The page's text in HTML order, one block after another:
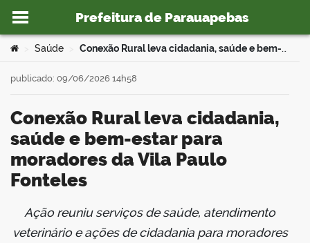
Ir para o conteúdo
Prefeitura de Parauapebas
portal
Você está aqui:
Saúde Conexão Rural leva cidadania, saúde e bem-estar para moradores da Vila Paulo Fonteles
Conexão Rural leva cidadania,
saúde e bem-estar para
moradores da Vila Paulo
Fonteles
publicado: 09/06/2026 14h58
Ação reuniu serviços de saúde, atendimento
veterinário e ações de cidadania para moradores